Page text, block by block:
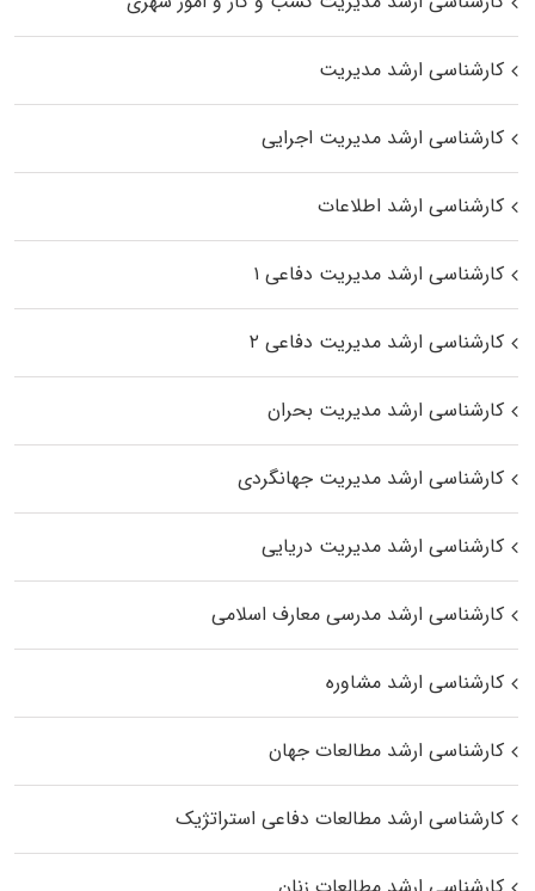
کارشناسی ارشد مدیریت
کارشناسی ارشد مدیریت اجرایی
کارشناسی ارشد اطلاعات
کارشناسی ارشد مدیریت دفاعی ۱
کارشناسی ارشد مدیریت دفاعی ۲
کارشناسی ارشد مدیریت بحران
کارشناسی ارشد مدیریت جهانگردی
کارشناسی ارشد مدیریت دریایی
کارشناسی ارشد مدرسی معارف اسلامی
کارشناسی ارشد مشاوره
کارشناسی ارشد مطالعات جهان
کارشناسی ارشد مطالعات دفاعی استراتژیک